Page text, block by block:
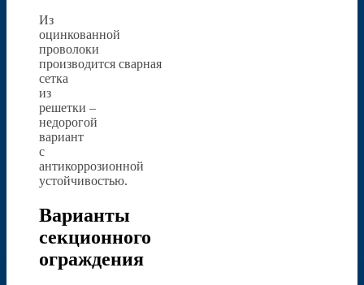
Из
оцинкованной
проволоки
производится сварная
сетка
из
решетки –
недорогой
вариант
с
антикоррозионной
устойчивостью.
Варианты
секционного
ограждения